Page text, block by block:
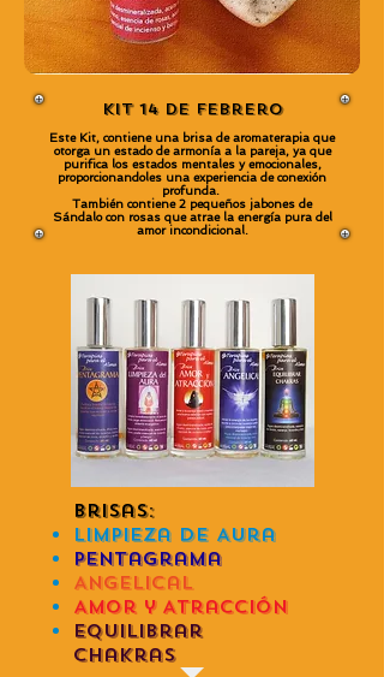
Kit 14 de Febrero
Este Kit, contiene una brisa de aromaterapia que
otorga un estado de armonía a la pareja, ya que
purifica los estados mentales y emocionales,
proporcionandoles una experiencia de conexión
profunda.
También contiene 2 pequeños jabones de
Sándalo con rosas que atrae la energía pura del
amor incondicional.
Brisas:
Limpieza de Aura
Pentagrama
Angelical
Amor y Atracción
Equilibrar
Chakras